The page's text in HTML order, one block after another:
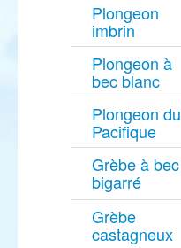
Plongeon
imbrin
Plongeon à
bec blanc
Plongeon du
Pacifique
Grèbe à bec
bigarré
Grèbe
castagneux